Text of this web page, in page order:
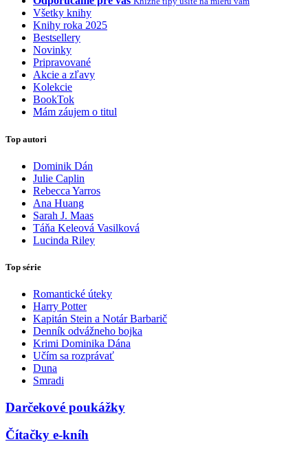
Všetky knihy
Knihy roka 2025
Bestsellery
Novinky
Pripravované
Akcie a zľavy
Kolekcie
BookTok
Mám záujem o titul
Top autori
Dominik Dán
Julie Caplin
Rebecca Yarros
Ana Huang
Sarah J. Maas
Táňa Keleová Vasilková
Lucinda Riley
Top série
Romantické úteky
Harry Potter
Kapitán Stein a Notár Barbarič
Denník odvážneho bojka
Krimi Dominika Dána
Učím sa rozprávať
Duna
Smradi
Darčekové poukážky
Čítačky e-kníh